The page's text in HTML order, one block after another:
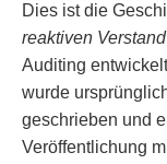
Dies ist die
reaktiven Verstand
Auditing
wurde
geschrieben und
Veröffentlichung